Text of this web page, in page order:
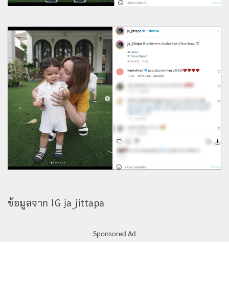
ข้อมูลจาก IG ja_jittapa
Sponsored Ad